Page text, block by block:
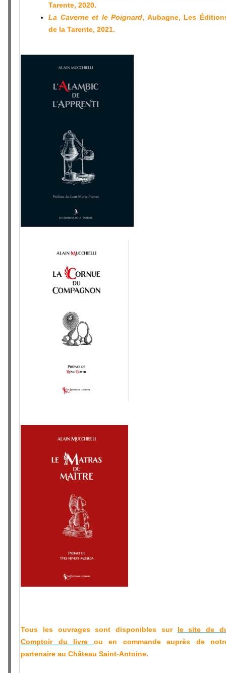
Tarente, 2020.
La Caverne et le Poignard, Aubagne, Les
de la Tarente, 2021.
Tous les ouvrages sont disponibles sur le site de
Comptoir du livre ou en commande auprès de
partenaire au Château Saint-Antoine.